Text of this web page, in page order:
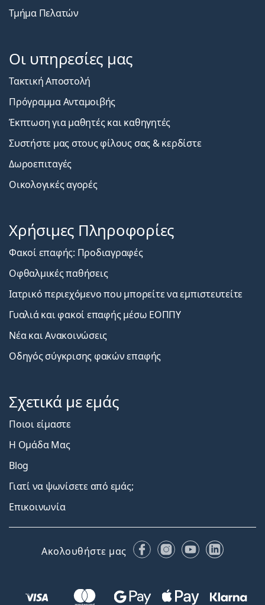
Τμήμα Πελατών
Οι υπηρεσίες μας
Τακτική Αποστολή
Πρόγραμμα Ανταμοιβής
Έκπτωση για μαθητές και καθηγητές
Συστήστε μας στους φίλους σας & κερδίστε
Δωροεπιταγές
Οικολογικές αγορές
Χρήσιμες Πληροφορίες
Φακοί επαφής: Προδιαγραφές
Οφθαλμικές παθήσεις
Ιατρικό περιεχόμενο που μπορείτε να εμπιστευτείτε
Γυαλιά και φακοί επαφής μέσω ΕΟΠΠΥ
Νέα και Ανακοινώσεις
Οδηγός σύγκρισης φακών επαφής
Σχετικά με εμάς
Ποιοι είμαστε
Η Ομάδα Μας
Blog
Γιατί να ψωνίσετε από εμάς;
Επικοινωνία
Ακολουθήστε μας FacebookInstagram
YouTubeLinkedIn